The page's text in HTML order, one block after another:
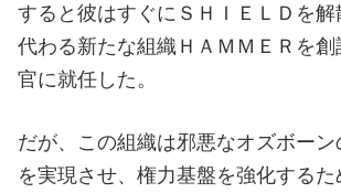
すると彼はすぐにＳＨＩＥＬＤを解
代わる新たな組織ＨＡＭＭＥＲを
官に就任した。
だが、この組織は邪悪なオズボー
を実現させ、権力基盤を強化する